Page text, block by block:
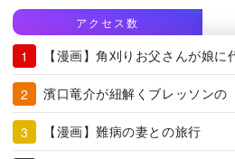
アクセス数
【漫画】角刈りお父さんが娘に
濱口竜介が紐解くブレッソンの
【漫画】難病の妻との旅行